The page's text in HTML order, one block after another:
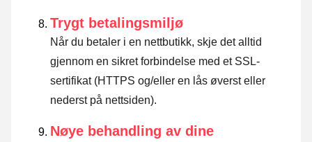
Trygt betalingsmiljø
Når du betaler i en nettbutikk, skje det alltid
gjennom en sikret forbindelse med et SSL-
sertifikat (HTTPS og/eller en lås øverst eller
nederst på nettsiden).
Nøye behandling av dine